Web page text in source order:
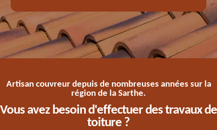
Artisan couvreur depuis de nombreuses années sur la
région de la Sarthe.
Vous avez besoin d'effectuer des travaux de
toiture ?